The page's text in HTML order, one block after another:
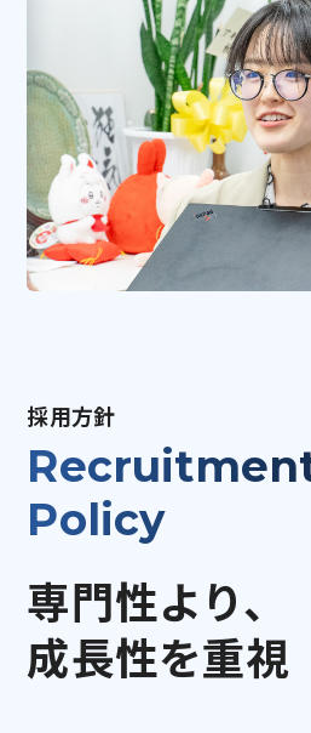
採用方針
Policy
専門性より、
成長性を重視